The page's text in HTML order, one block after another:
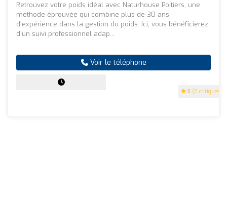
5 (6 critiques)
Retrouvez votre poids idéal avec Naturhouse Poitiers, une
méthode éprouvée qui combine plus de 30 ans
d'expérience dans la gestion du poids. Ici, vous bénéficierez
d'un suivi professionnel adap...
Voir le téléphone